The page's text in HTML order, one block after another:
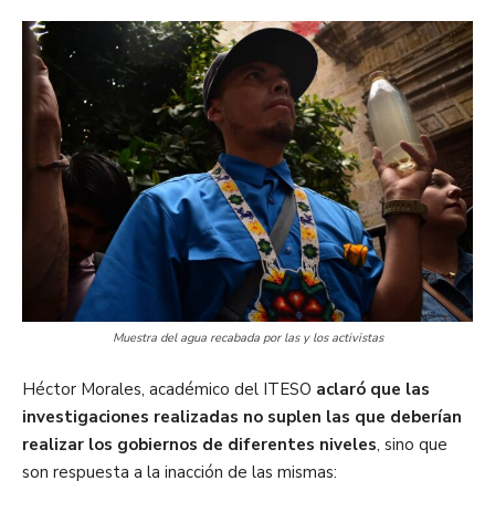
Muestra del agua recabada por las y los activistas
Héctor Morales, académico del ITESO aclaró que las
investigaciones realizadas no suplen las que deberían
realizar los gobiernos de diferentes niveles, sino que
son respuesta a la inacción de las mismas: